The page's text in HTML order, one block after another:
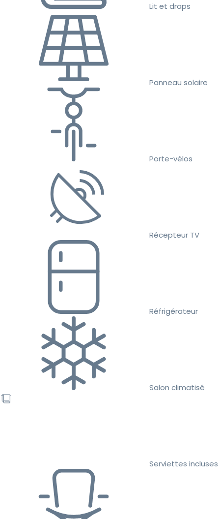
Lit et draps
Panneau solaire
Porte-vélos
Récepteur TV
Réfrigérateur
Salon climatisé
Serviettes incluses